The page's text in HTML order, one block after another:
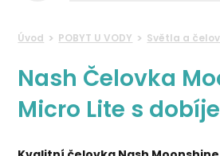
Úvod POBYT U VODY Světla a
Nash Čelovka
Micro Lite s